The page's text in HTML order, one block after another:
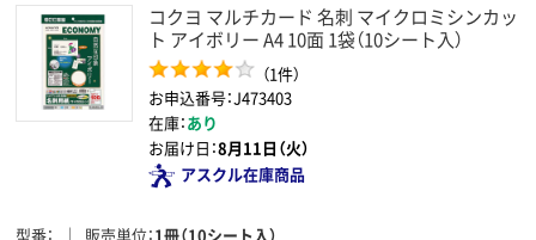
コクヨ マルチカード 名刺 マイクロミシンカッ
ト アイボリー A4 10面 1袋（10シート入）
（1件）
お申込番号：J473403
在庫：あり
お届け日：8月11日（火）
アスクル在庫商品
型番 販売単位 1冊（10シート入）